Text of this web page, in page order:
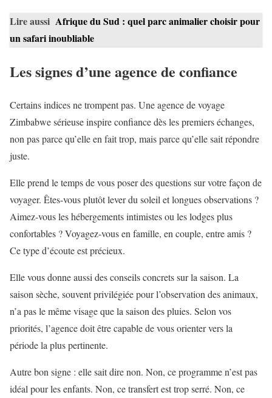
Lire aussi Afrique du Sud : quel parc animalier choisir pour
un safari inoubliable
Les signes d’une agence de confiance
Certains indices ne trompent pas. Une agence de voyage
Zimbabwe sérieuse inspire confiance dès les premiers échanges,
non pas parce qu’elle en fait trop, mais parce qu’elle sait répondre
juste.
Elle prend le temps de vous poser des questions sur votre façon de
voyager. Êtes-vous plutôt lever du soleil et longues observations ?
Aimez-vous les hébergements intimistes ou les lodges plus
confortables ? Voyagez-vous en famille, en couple, entre amis ?
Ce type d’écoute est précieux.
Elle vous donne aussi des conseils concrets sur la saison. La
saison sèche, souvent privilégiée pour l’observation des animaux,
n’a pas le même visage que la saison des pluies. Selon vos
priorités, l’agence doit être capable de vous orienter vers la
période la plus pertinente.
Autre bon signe : elle sait dire non. Non, ce programme n’est pas
idéal pour les enfants. Non, ce transfert est trop serré. Non, ce